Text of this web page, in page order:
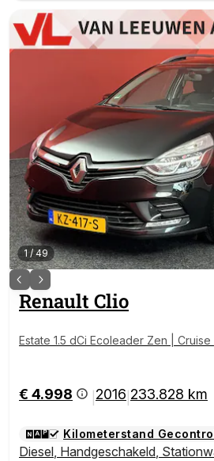
1/ 49
Renault Clio
Estate 1.5 dCi Ecoleader Zen |
€ 4.998 2016 233.828 km
Kilometerstand
Diesel, Handgeschakeld,